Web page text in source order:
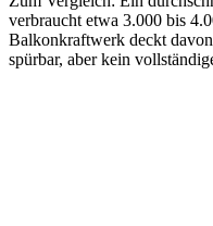
verbraucht etwa 3.000 bis
Balkonkraftwerk deckt
spürbar, aber kein